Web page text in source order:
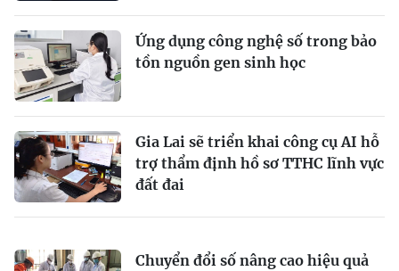
Ứng dụng công nghệ số trong bảo
tồn nguồn gen sinh học
Gia Lai sẽ triển khai công cụ AI hỗ
trợ thẩm định hồ sơ TTHC lĩnh vực
đất đai
Chuyển đổi số nâng cao hiệu quả